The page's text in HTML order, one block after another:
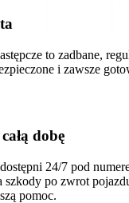
to zadbane,
i zawsze
dobę
24/7 pod
szkody po zwrot
pomoc.